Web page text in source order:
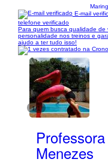
E-mail
telefone verificado
Para quem busca qualidade de
personalidade nos treinos e
ajudo a ter tudo isso!
1/1
Menezes